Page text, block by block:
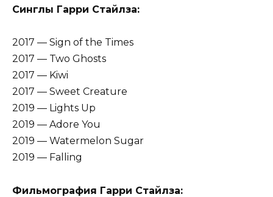
Синглы Гарри Стайлза:
2017 — Sign of the Times
2017 — Two Ghosts
2017 — Kiwi
2017 — Sweet Creature
2019 — Lights Up
2019 — Adore You
2019 — Watermelon Sugar
2019 — Falling
Фильмография Гарри Стайлза: